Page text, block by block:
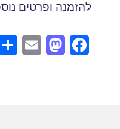
להזמנה ופרטים
F
M
E